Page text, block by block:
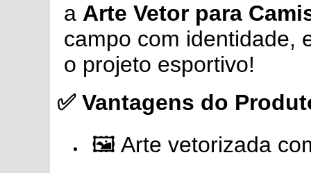
a Arte Vetor para
campo com identidade,
o projeto esportivo!
✅ Vantagens do
🖼️ Arte vetorizada